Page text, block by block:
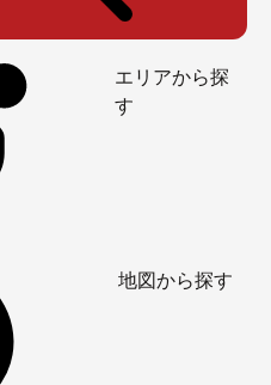
エリアから探
す
地図から探す